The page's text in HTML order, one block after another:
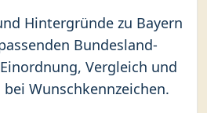
Hintergründe zu Bayern
Bundesland-
Vergleich und
Wunschkennzeichen.